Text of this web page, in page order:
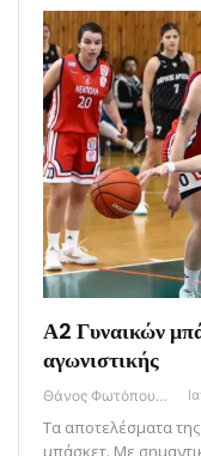
Α2 Γυναικών
αγωνιστικής
Θάνος Φωτόπουλος
Τα αποτελέσματα
μπάσκετ. Με